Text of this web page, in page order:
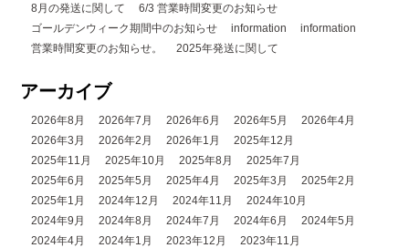
8月の発送に関して
6/3 営業時間変更のお知らせ
ゴールデンウィーク期間中のお知らせ
information
information
営業時間変更のお知らせ。
2025年発送に関して
アーカイブ
2026年8月 2026年7月 2026年6月 2026年5月
2026年4月
2026年3月
2026年2月 2026年1月
2025年12月
2025年11月
2025年10月 2025年8月
2025年7月
2025年6月
2025年5月 2025年4月 2025年3月
2025年2月
2025年1月
2024年12月 2024年11月
2024年10月
2024年9月
2024年8月 2024年7月 2024年6月
2024年5月
2024年4月
2024年1月 2023年12月
2023年11月